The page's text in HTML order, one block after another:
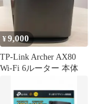
¥9,000
TP-Link Archer AX80
Wi-Fi 6ルーター 本体